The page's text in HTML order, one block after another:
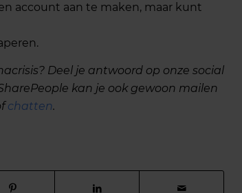
account aan te maken, maar kunt
Deel je antwoord op onze social
kan je ook gewoon mailen
chatten.